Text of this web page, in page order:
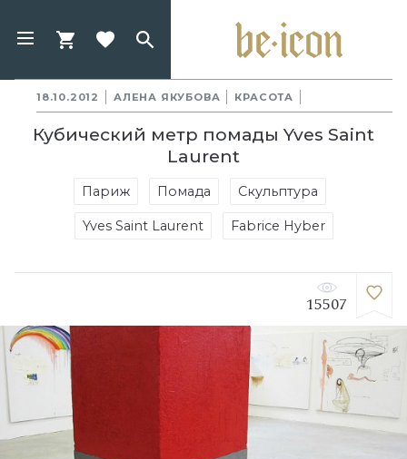
18.10.2012 АЛЕНА ЯКУБОВА КРАСОТА
Кубический метр помады Yves Saint
Laurent
Париж Помада Скульптура
Yves Saint Laurent Fabrice Hyber
15507